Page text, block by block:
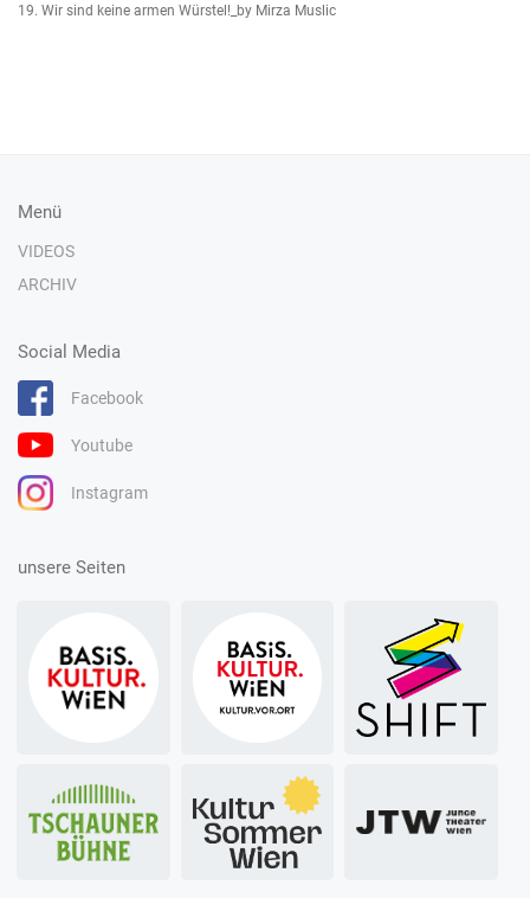
19. Wir sind keine armen Würstel!_by Mirza Muslic
Menü
VIDEOS
ARCHIV
Social Media
Facebook
Youtube
Instagram
unsere Seiten